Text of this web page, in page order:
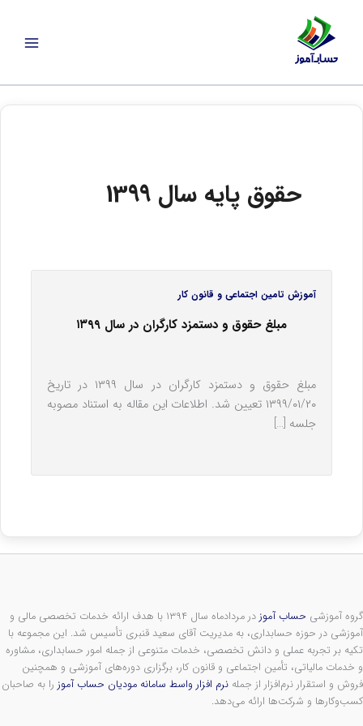
حقوق پایه سال 1399
آموزش تامین اجتماعی و قانون کار
مبلغ حقوق و دستمزد کارگران در سال ۱۳۹۹
مبلغ حقوق و دستمزد کارگران در سال ۱۳۹۹ در تاریخ
۱۳۹۹/۰۱/۲۰ تعیین شد. اطلاعات این مقاله به استناد مصوبه
جلسه […]
گروه آموزشی حساب آموز
در مردادماه سال ۱۳۹۴ با هدف ارائه خدمات تخصصی مالی و
آموزشی در حوزه حسابداری، به مدیریت آقای سعید قنبری تأسیس شد. این مجموعه با
تکیه بر تجربه عملی و دانش تخصصی، خدمات متنوعی از جمله امور حسابداری، مشاوره
و خدمات مالیاتی، تأمین اجتماعی و قانون کار، برگزاری دوره‌های آموزشی و همچنین
فروش و استقرار نرم‌افزار از جمله نرم افزار واسط سامانه مودیان حساب آموز را به صاحبان
کسب‌وکارها و شرکت‌ها ارائه می‌دهد.